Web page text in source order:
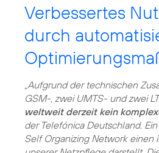
Verbessertes
durch
„Aufgrund der technischen
GSM-, zwei UMTS- und zwei
weltweit derzeit kein
der Telefónica Deutschland.
Self Organizing Network einen